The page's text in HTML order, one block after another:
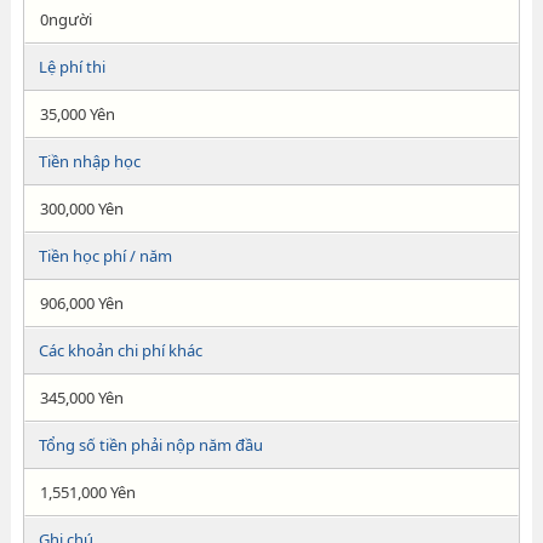
0người
Lệ phí thi
35,000 Yên
Tiền nhập học
300,000 Yên
Tiền học phí / năm
906,000 Yên
Các khoản chi phí khác
345,000 Yên
Tổng số tiền phải nộp năm đầu
1,551,000 Yên